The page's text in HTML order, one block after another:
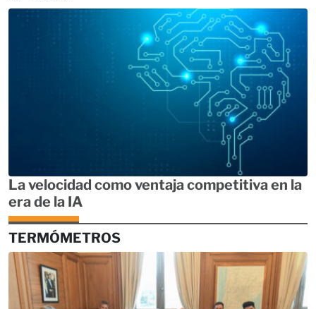
La velocidad como ventaja competitiva en la
era de la IA
TERMÓMETROS